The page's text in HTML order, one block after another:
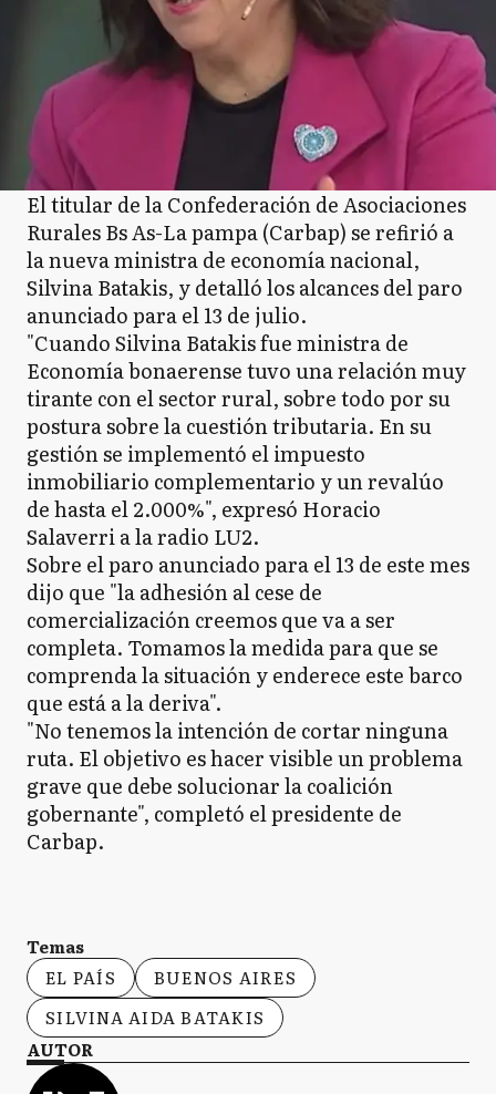
El titular de la Confederación de Asociaciones
Rurales Bs As-La pampa (Carbap) se refirió a
la nueva ministra de economía nacional,
Silvina Batakis, y detalló los alcances del paro
anunciado para el 13 de julio.
"Cuando Silvina Batakis fue ministra de
Economía bonaerense tuvo una relación muy
tirante con el sector rural, sobre todo por su
postura sobre la cuestión tributaria. En su
gestión se implementó el impuesto
inmobiliario complementario y un revalúo
de hasta el 2.000%", expresó Horacio
Salaverri a la radio LU2.
Sobre el paro anunciado para el 13 de este mes
dijo que "la adhesión al cese de
comercialización creemos que va a ser
completa. Tomamos la medida para que se
comprenda la situación y enderece este barco
que está a la deriva".
"No tenemos la intención de cortar ninguna
ruta. El objetivo es hacer visible un problema
grave que debe solucionar la coalición
gobernante", completó el presidente de
Carbap.
Temas
EL PAÍS
BUENOS AIRES
SILVINA AIDA BATAKIS
AUTOR